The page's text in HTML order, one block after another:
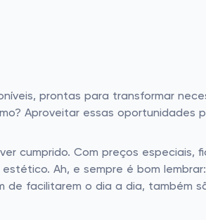
prontas para transformar
Aproveitar essas oportunidades
cumprido. Com preços especiais,
Ah, e sempre é bom
de facilitarem o dia a dia, também